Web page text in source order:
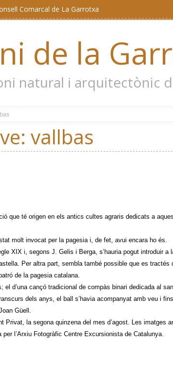
Comarcal de La Garrotxa
de la
natural i arquitectònic
vallbas
que té origen en els antics cultes agraris dedicats a
molt invocat per la pagesia i, de fet, avui encara ho és.
XIX i, segons J. Gelis i Berga, s’hauria pogut introduir
Per altra part, sembla també possible que es tractés
de la pagesia catalana.
el d’una cançó tradicional de compàs binari dedicada al
dels anys, el ball s’havia acompanyat amb veu i
Güell.
Privat, la segona quinzena del mes d’agost. Les imatges
l’Arxiu Fotogràfic Centre Excursionista de Catalunya.